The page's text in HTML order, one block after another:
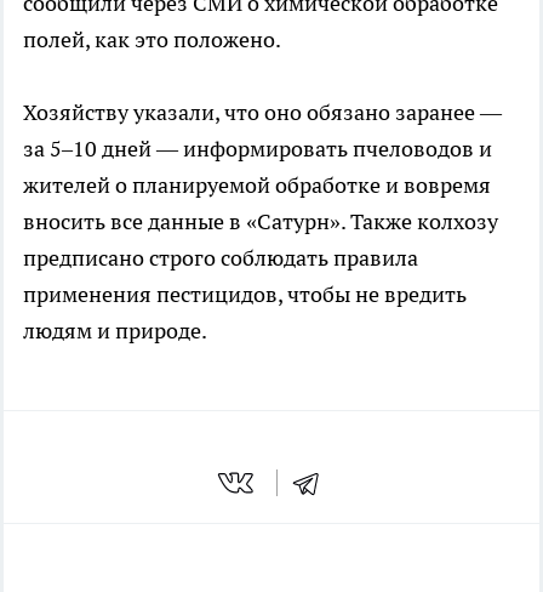
полей, как это положено.
Хозяйству указали, что оно обязано заранее —
за 5–10 дней — информировать пчеловодов и
жителей о планируемой обработке и вовремя
вносить все данные в «Сатурн». Также колхозу
предписано строго соблюдать правила
применения пестицидов, чтобы не вредить
людям и природе.